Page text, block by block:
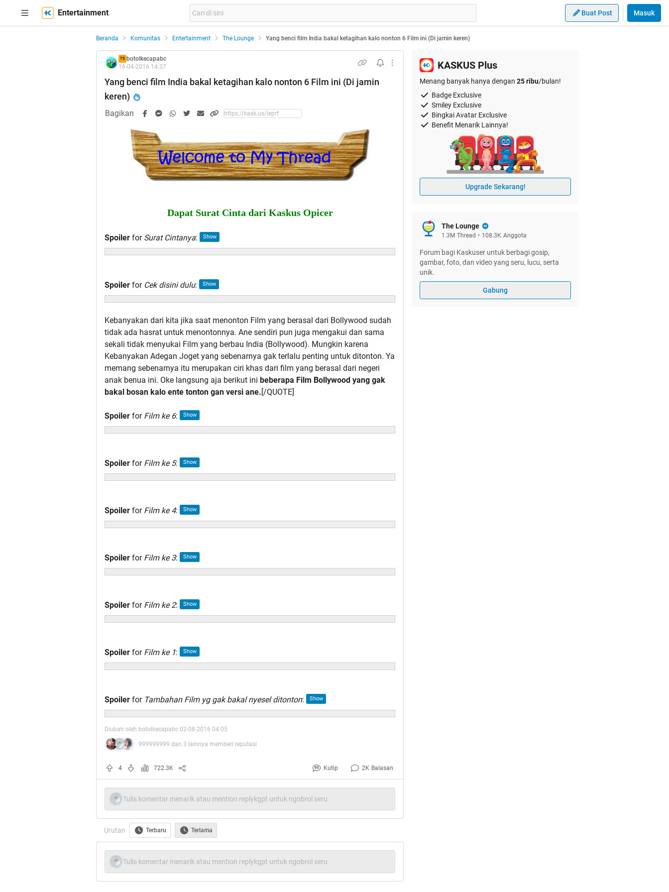
Entertainment Buat Post Masuk
Beranda Komunitas Entertainment The Lounge Yang benci film India bakal ketagihan kalo nonton 6 Film ini (Di jamin keren)
TS botolkecapabc
16-04-2016 14:37
Yang benci film India bakal ketagihan kalo nonton 6 Film ini (Di jamin
keren)
Bagikan
Dapat Surat Cinta dari Kaskus Opicer
Spoiler for Surat Cintanya:
Spoiler for Cek disini dulu:
Kebanyakan dari kita jika saat menonton Film yang berasal dari Bollywood sudah
tidak ada hasrat untuk menontonnya. Ane sendiri pun juga mengakui dan sama
sekali tidak menyukai Film yang berbau India (Bollywood). Mungkin karena
Kebanyakan Adegan Joget yang sebenarnya gak terlalu penting untuk ditonton. Ya
memang sebenarnya itu merupakan ciri khas dari film yang berasal dari negeri
anak benua ini. Oke langsung aja berikut ini beberapa Film Bollywood yang gak
bakal bosan kalo ente tonton gan versi ane.[/QUOTE]
Spoiler for Film ke 6:
Spoiler for Film ke 5:
Spoiler for Film ke 4:
Spoiler for Film ke 3:
Spoiler for Film ke 2:
Spoiler for Film ke 1:
Spoiler for Tambahan Film yg gak bakal nyesel ditonton:
Diubah oleh botolkecapabc 02-08-2016 04:05
999999999 dan 3 lainnya memberi reputasi
4 722.3K Kutip 2K Balasan
Tulis komentar menarik atau mention replykgpt untuk ngobrol seru
Urutan Terbaru Terlama
Tulis komentar menarik atau mention replykgpt untuk ngobrol seru
KASKUS Plus
Menang banyak hanya dengan 25 ribu/bulan!
Badge Exclusive
Smiley Exclusive
Bingkai Avatar Exclusive
Benefit Menarik Lainnya!
Upgrade Sekarang!
The Lounge
1.3M Thread • 108.3K Anggota
Forum bagi Kaskuser untuk berbagi gosip,
gambar, foto, dan video yang seru, lucu, serta
unik.
Gabung